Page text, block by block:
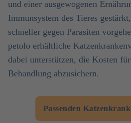
und einer ausgewogenen
Immunsystem des Tieres
schneller gegen Parasiten
petolo erhältliche
dabei unterstützen, die Kosten
Behandlung abzusichern.
Passenden